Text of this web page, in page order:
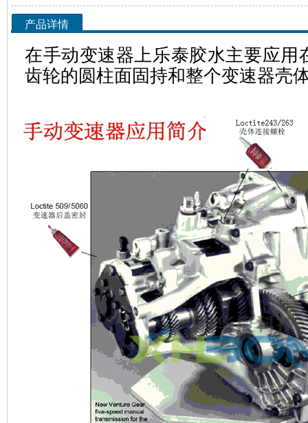
产品详情
在手动变速器上乐泰胶水主要应用
齿轮的圆柱面固持和整个变速器壳